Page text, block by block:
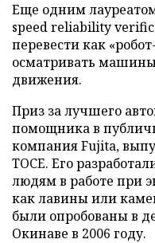
Еще одним
speed reliability
перевести как
осматривать
движения.
Приз за лучшего
помощника в
компания Fujita,
TOCE. Его
людям в работе при
как лавины или
были опробованы в
Окинаве в 2006 году.